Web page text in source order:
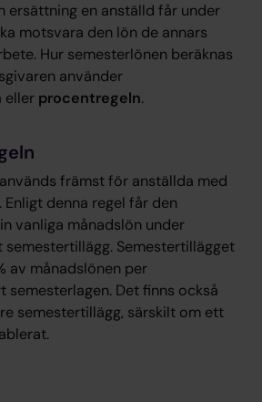
ersättning en anställd får under
motsvara den lön de annars
Hur semesterlönen beräknas
använder
eller procentregeln.
främst för anställda med
denna regel får den
vanliga månadslön under
semestertillägg. Semestertillägget
av månadslönen per
semesterlagen. Det finns också
semestertillägg, särskilt om ett